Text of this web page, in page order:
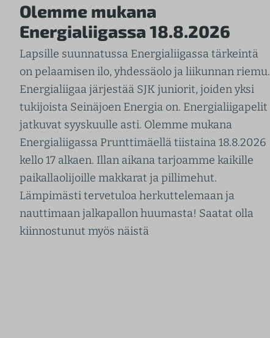
Olemme mukana
Energialiigassa 18.8.2026
Lapsille suunnatussa Energialiigassa tärkeintä
on pelaamisen ilo, yhdessäolo ja liikunnan riemu.
Energialiigaa järjestää SJK juniorit, joiden yksi
tukijoista Seinäjoen Energia on. Energialiigapelit
jatkuvat syyskuulle asti. Olemme mukana
Energialiigassa Prunttimäellä tiistaina 18.8.2026
kello 17 alkaen. Illan aikana tarjoamme kaikille
paikallaolijoille makkarat ja pillimehut.
Lämpimästi tervetuloa herkuttelemaan ja
nauttimaan jalkapallon huumasta! Saatat olla
kiinnostunut myös näistä